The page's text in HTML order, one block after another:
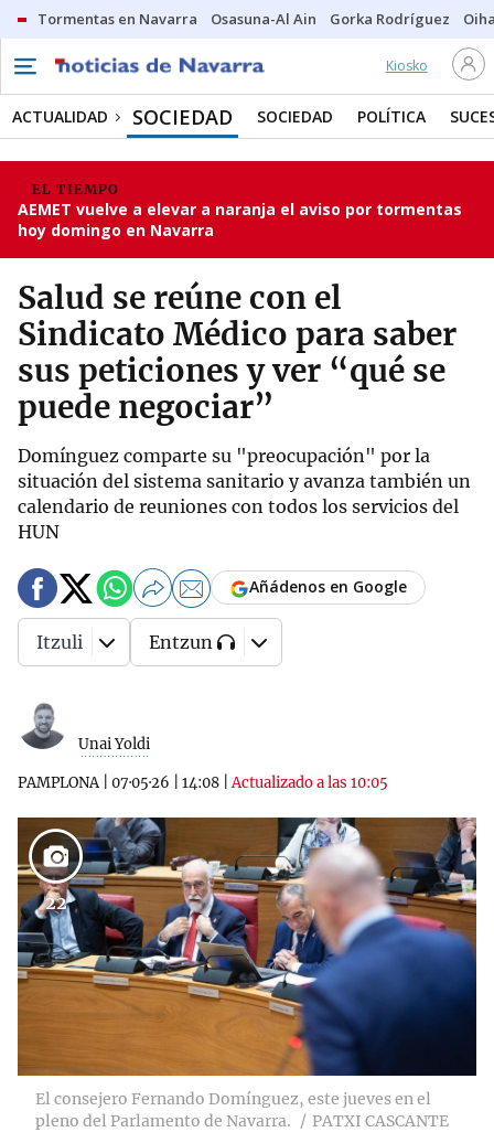
Tormentas en Navarra Osasuna-Al Ain Gorka Rodríguez
Kiosko
ACTUALIDAD SOCIEDAD SOCIEDAD POLÍTICA
EL TIEMPO
AEMET vuelve a elevar a naranja el aviso por tormentas
hoy domingo en Navarra
Salud se reúne con el
Sindicato Médico para saber
sus peticiones y ver “qué se
puede negociar”
Domínguez comparte su "preocupación" por la
situación del sistema sanitario y avanza también un
calendario de reuniones con todos los servicios del
HUN
Unai Yoldi
PAMPLONA| 07·05·26 14:08 |Actualizado a las 10:05
Añádenos en Google
Itzuli Entzun
22
El consejero Fernando Domínguez, este jueves en el
pleno del Parlamento de Navarra.
PATXI CASCANTE